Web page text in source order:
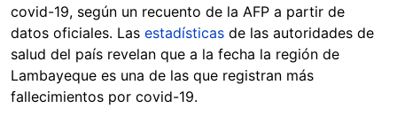
covid-19, según un recuento de la AFP a partir de
datos oficiales. Las estadísticas de las autoridades de
salud del país revelan que a la fecha la región de
Lambayeque es una de las que registran más
fallecimientos por covid-19.